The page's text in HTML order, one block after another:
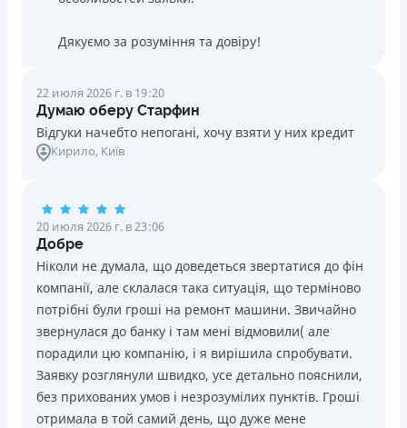
Дякуємо за розуміння та довіру!
22 июля 2026 г. в 19:20
Думаю оберу Старфин
Відгуки начебто непогані, хочу взяти у них кредит
Кирило, Київ
20 июля 2026 г. в 23:06
Добре
Ніколи не думала, що доведеться звертатися до фін
компанії, але склалася така ситуація, що терміново
потрібні були гроші на ремонт машини. Звичайно
звернулася до банку і там мені відмовили( але
порадили цю компанію, і я вирішила спробувати.
Заявку розглянули швидко, усе детально пояснили,
без прихованих умов і незрозумілих пунктів. Гроші
отримала в той самий день, що дуже мене